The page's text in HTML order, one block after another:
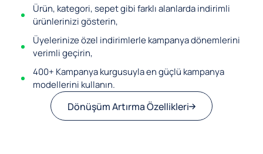
Ürün, kategori, sepet gibi farklı alanlarda indirimli
ürünlerinizi gösterin,
Üyelerinize özel indirimlerle kampanya dönemlerini
verimli geçirin,
400+ Kampanya kurgusuyla en güçlü kampanya
modellerini kullanın.
Dönüşüm Artırma Özellikleri